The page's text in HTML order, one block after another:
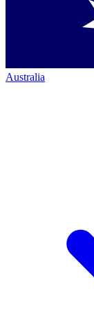
Australia